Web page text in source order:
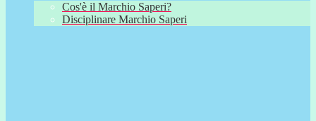
Cos'è il Marchio Saperi?
Disciplinare Marchio Saperi